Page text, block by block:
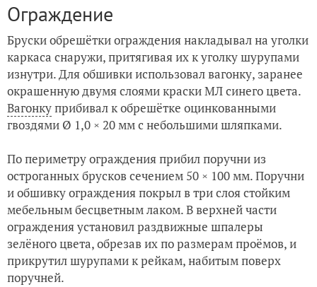
Ограждение
Бруски обрешётки ограждения накладывал на уголки
каркаса снаружи, притягивая их к уголку шурупами
изнутри. Для обшивки использовал вагонку, заранее
окрашенную двумя слоями краски МЛ синего цвета.
Вагонкуприбивал к обрешётке оцинкованными
гвоздями Ø 1,0 × 20 мм с небольшими шляпками.
По периметру ограждения прибил поручни из
остроганных брусков сечением 50 × 100 мм. Поручни
и обшивку ограждения покрыл в три слоя стойким
мебельным бесцветным лаком. В верхней части
ограждения установил раздвижные шпалеры
зелёного цвета, обрезав их по размерам проёмов, и
прикрутил шурупами к рейкам, набитым поверх
поручней.